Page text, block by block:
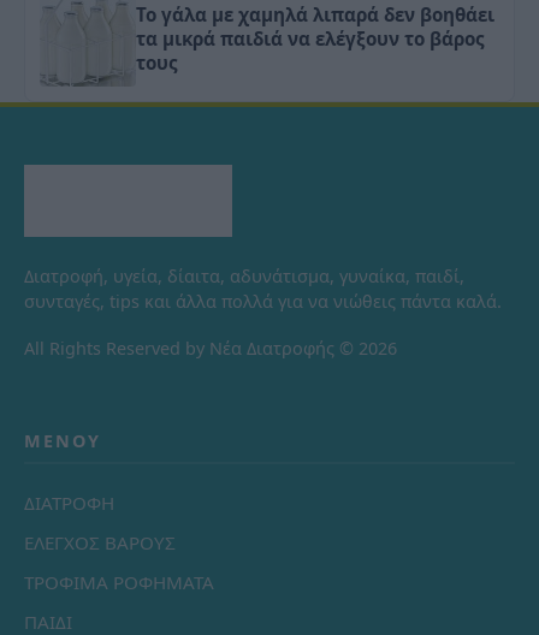
Το γάλα με χαμηλά λιπαρά δεν βοηθάει
τα μικρά παιδιά να ελέγξουν το βάρος
τους
Διατροφή, υγεία, δίαιτα, αδυνάτισμα, γυναίκα, παιδί,
συνταγές, tips και άλλα πολλά για να νιώθεις πάντα καλά.
All Rights Reserved by Νέα Διατροφής © 2026
ΜΕΝΟΎ
ΔΙΑΤΡΟΦΗ
ΕΛΕΓΧΟΣ ΒΑΡΟΥΣ
ΤΡΟΦΙΜΑ ΡΟΦΗΜΑΤΑ
ΠΑΙΔΙ